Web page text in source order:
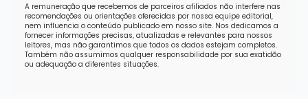
A remuneração que recebemos de parceiros afiliados não interfere nas
recomendações ou orientações oferecidas por nossa equipe editorial,
nem influencia o conteúdo publicado em nosso site. Nos dedicamos a
fornecer informações precisas, atualizadas e relevantes para nossos
leitores, mas não garantimos que todos os dados estejam completos.
Também não assumimos qualquer responsabilidade por sua exatidão
ou adequação a diferentes situações.